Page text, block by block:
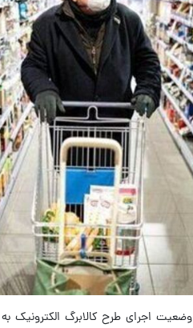
اجرای طرح کالابرگ الکترونیک به